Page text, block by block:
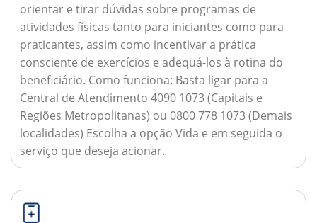
orientar e tirar dúvidas sobre programas de
atividades físicas tanto para iniciantes como para
praticantes, assim como incentivar a prática
consciente de exercícios e adequá-los à rotina do
beneficiário. Como funciona: Basta ligar para a
Central de Atendimento 4090 1073 (Capitais e
Regiões Metropolitanas) ou 0800 778 1073 (Demais
localidades) Escolha a opção Vida e em seguida o
serviço que deseja acionar.